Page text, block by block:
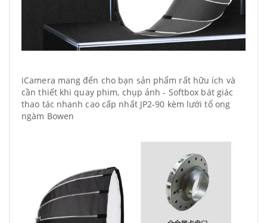
iCamera mang đến cho bạn sản phẩm rất hữu ích và
cần thiết khi quay phim, chụp ảnh - Softbox bát giác
thao tác nhanh cao cấp nhất JP2-90 kèm lưới tổ ong
ngàm Bowen